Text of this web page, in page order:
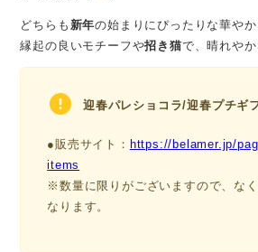
どちらも 新年の始まりにぴったりな華や
縁起の良いモチーフや招き猫で、晴れやか
迎春パレショコラ/迎春プチギ
●販売サイト： https://belamer.jp/
items
※数量に限りがございますので、な
なります。